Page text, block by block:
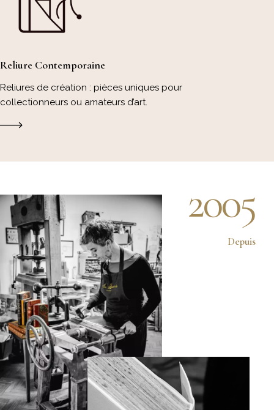
Reliure Contemporaine
Reliures de création : pièces uniques pour
collectionneurs ou amateurs d’art.
2005
Depuis